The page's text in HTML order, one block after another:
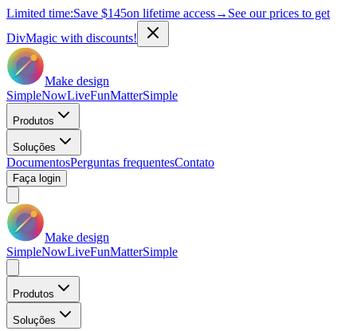
Limited time:Save $145on lifetime access→ See our prices to get
DivMagic with discounts!
Make design
SimpleNowLiveFunMatterSimple
Produtos
Soluções
DocumentosPerguntas frequentesContato
Faça login
Make design
SimpleNowLiveFunMatterSimple
Produtos
Soluções